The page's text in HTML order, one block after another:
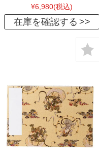
¥6,980(税込)
在庫を確認する